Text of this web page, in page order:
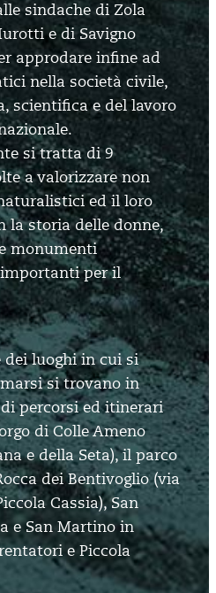
sindache di Zola
e di Savigno
approdare infine ad
nella società civile,
scientifica e del lavoro
si tratta di 9
a valorizzare non
ed il loro
la storia delle donne,
monumenti
per il
dei luoghi in cui si
si trovano in
percorsi ed itinerari
di Colle Ameno
e della Seta), il parco
dei Bentivoglio (via
Cassia), San
e San Martino in
e Piccola